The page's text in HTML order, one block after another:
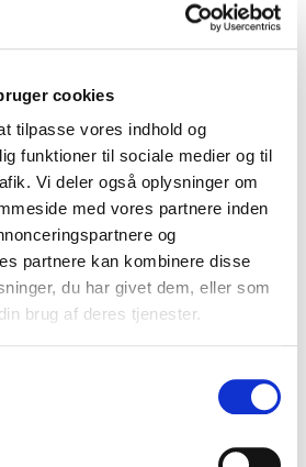
cookies
tilpasse vores indhold og
funktioner til sociale medier og til
Vi deler også oplysninger om
med vores partnere inden
og
partnere kan kombinere disse
du har givet dem, eller som
brug af deres tjenester.
Red October -